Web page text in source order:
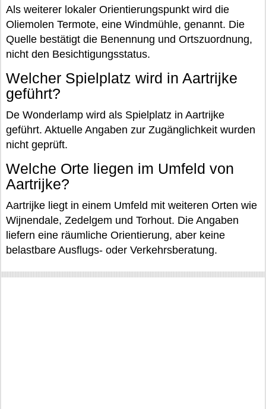
Als weiterer lokaler Orientierungspunkt wird die
Oliemolen Termote, eine Windmühle, genannt. Die
Quelle bestätigt die Benennung und Ortszuordnung,
nicht den Besichtigungsstatus.
Welcher Spielplatz wird in Aartrijke
geführt?
De Wonderlamp wird als Spielplatz in Aartrijke
geführt. Aktuelle Angaben zur Zugänglichkeit wurden
nicht geprüft.
Welche Orte liegen im Umfeld von
Aartrijke?
Aartrijke liegt in einem Umfeld mit weiteren Orten wie
Wijnendale, Zedelgem und Torhout. Die Angaben
liefern eine räumliche Orientierung, aber keine
belastbare Ausflugs- oder Verkehrsberatung.